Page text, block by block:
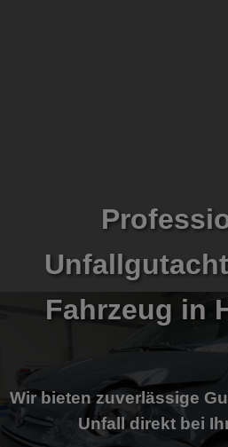
Fahrzeug in
Wir bieten zuverlässige
Unfall direkt bei